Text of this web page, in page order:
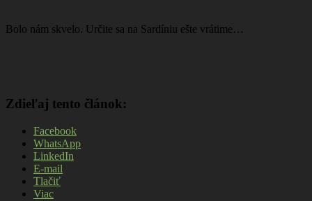
Bolo nám skvelo. Určite sa na Sardíniu ešte vrátime…
Zdieľaj tento článok:
Facebook
WhatsApp
LinkedIn
E-mail
Tlačiť
Viac